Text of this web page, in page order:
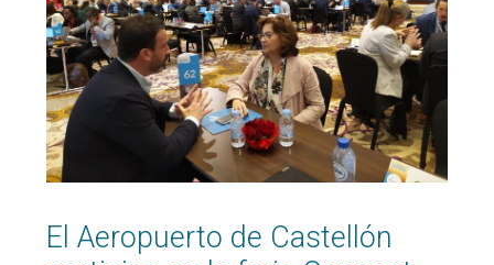
El Aeropuerto de Castellón